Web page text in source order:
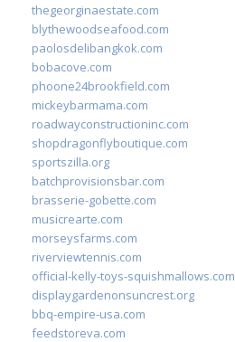
thegeorginaestate.com
blythewoodseafood.com
paolosdelibangkok.com
bobacove.com
phoone24brookfield.com
mickeybarmama.com
roadwayconstructioninc.com
shopdragonflyboutique.com
sportszilla.org
batchprovisionsbar.com
brasserie-gobette.com
musicrearte.com
morseysfarms.com
riverviewtennis.com
official-kelly-toys-squishmallows.com
displaygardenonsuncrest.org
bbq-empire-usa.com
feedstoreva.com